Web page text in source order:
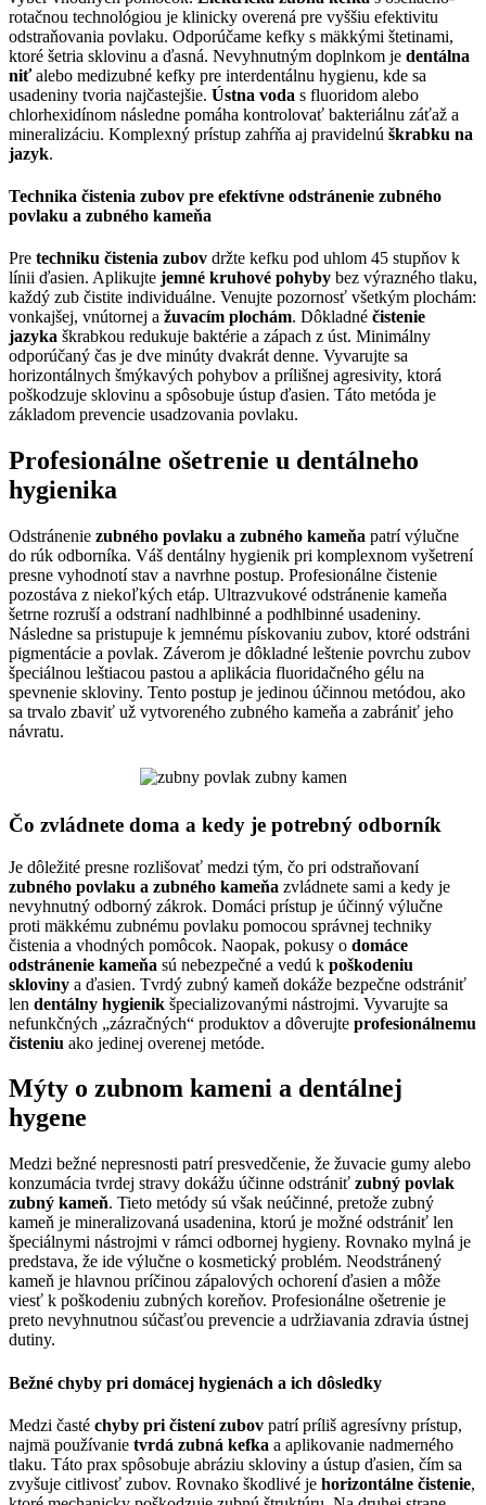
rotačnou technológiou je klinicky overená pre vyššiu efektivitu
odstraňovania povlaku. Odporúčame kefky s mäkkými štetinami,
ktoré šetria sklovinu a ďasná. Nevyhnutným doplnkom je dentálna
niťalebo medizubné kefky pre interdentálnu hygienu, kde sa
usadeniny tvoria najčastejšie. Ústna voda s fluoridom alebo
chlorhexidínom následne pomáha kontrolovať bakteriálnu záťaž a
mineralizáciu. Komplexný prístup zahŕňa aj pravidelnú škrabku na
jazyk.
Technika čistenia zubov pre efektívne odstránenie zubného
povlaku a zubného kameňa
Pre techniku čistenia zubov držte kefku pod uhlom 45 stupňov k
línii ďasien. Aplikujte jemné kruhové pohyby bez výrazného tlaku,
každý zub čistite individuálne. Venujte pozornosť všetkým plochám:
vonkajšej, vnútornej a žuvacím plochám. Dôkladné čistenie
jazyka škrabkou redukuje baktérie a zápach z úst. Minimálny
odporúčaný čas je dve minúty dvakrát denne. Vyvarujte sa
horizontálnych šmýkavých pohybov a prílišnej agresivity, ktorá
poškodzuje sklovinu a spôsobuje ústup ďasien. Táto metóda je
základom prevencie usadzovania povlaku.
Profesionálne ošetrenie u dentálneho
hygienika
Odstránenie zubného povlaku a zubného kameňa patrí výlučne
do rúk odborníka. Váš dentálny hygienik pri komplexnom vyšetrení
presne vyhodnotí stav a navrhne postup. Profesionálne čistenie
pozostáva z niekoľkých etáp. Ultrazvukové odstránenie kameňa
šetrne rozruší a odstraní nadhlbinné a podhlbinné usadeniny.
Následne sa pristupuje k jemnému pískovaniu zubov, ktoré odstráni
pigmentácie a povlak. Záverom je dôkladné leštenie povrchu zubov
špeciálnou leštiacou pastou a aplikácia fluoridačného gélu na
spevnenie skloviny. Tento postup je jedinou účinnou metódou, ako
sa trvalo zbaviť už vytvoreného zubného kameňa a zabrániť jeho
návratu.
Čo zvládnete doma a kedy je potrebný odborník
Je dôležité presne rozlišovať medzi tým, čo pri odstraňovaní
zubného povlaku a zubného kameňa zvládnete sami a kedy je
nevyhnutný odborný zákrok. Domáci prístup je účinný výlučne
proti mäkkému zubnému povlaku pomocou správnej techniky
čistenia a vhodných pomôcok. Naopak, pokusy o domáce
odstránenie kameňa sú nebezpečné a vedú k poškodeniu
skloviny a ďasien. Tvrdý zubný kameň dokáže bezpečne odstrániť
len dentálny hygienik špecializovanými nástrojmi. Vyvarujte sa
nefunkčných „zázračných“ produktov a dôverujte profesionálnemu
čisteniu ako jedinej overenej metóde.
Mýty o zubnom kameni a dentálnej
hygene
Medzi bežné nepresnosti patrí presvedčenie, že žuvacie gumy alebo
konzumácia tvrdej stravy dokážu účinne odstrániť zubný povlak
zubný kameň. Tieto metódy sú však neúčinné, pretože zubný
kameň je mineralizovaná usadenina, ktorú je možné odstrániť len
špeciálnymi nástrojmi v rámci odbornej hygieny. Rovnako mylná je
predstava, že ide výlučne o kosmetický problém. Neodstránený
kameň je hlavnou príčinou zápalových ochorení ďasien a môže
viesť k poškodeniu zubných koreňov. Profesionálne ošetrenie je
preto nevyhnutnou súčasťou prevencie a udržiavania zdravia ústnej
dutiny.
Bežné chyby pri domácej hygienách a ich dôsledky
Medzi časté chyby pri čistení zubov patrí príliš agresívny prístup,
najmä používanie tvrdá zubná kefka a aplikovanie nadmerného
tlaku. Táto prax spôsobuje abráziu skloviny a ústup ďasien, čím sa
zvyšuje citlivosť zubov. Rovnako škodlivé je horizontálne čistenie,